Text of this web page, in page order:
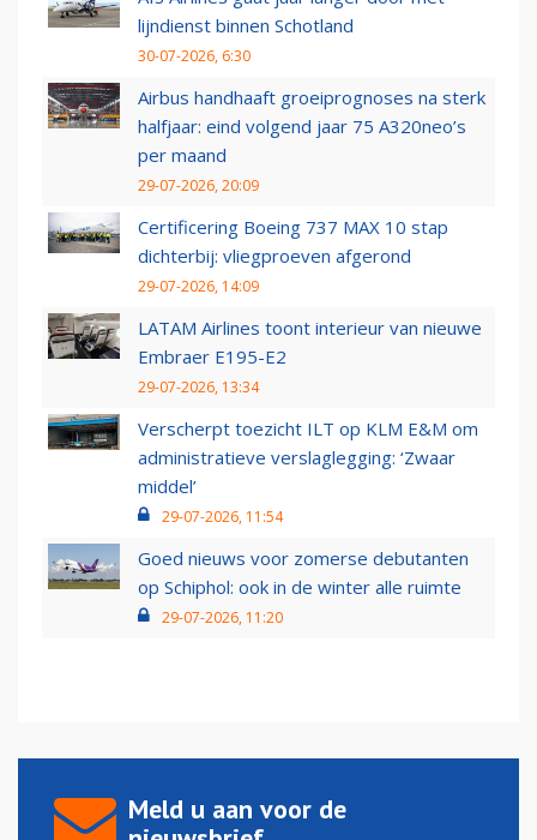
lijndienst binnen Schotland
30-07-2026, 6:30
Airbus handhaaft groeiprognoses na sterk
halfjaar: eind volgend jaar 75 A320neo’s
per maand
29-07-2026, 20:09
Certificering Boeing 737 MAX 10 stap
dichterbij: vliegproeven afgerond
29-07-2026, 14:09
LATAM Airlines toont interieur van nieuwe
Embraer E195-E2
29-07-2026, 13:34
Verscherpt toezicht ILT op KLM E&M om
administratieve verslaglegging: ‘Zwaar
middel’
29-07-2026, 11:54
Goed nieuws voor zomerse debutanten
op Schiphol: ook in de winter alle ruimte
29-07-2026, 11:20
Meld u aan voor de